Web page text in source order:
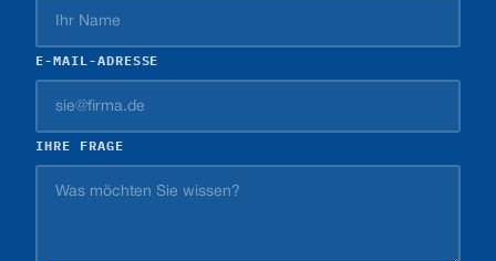
E-MAIL-ADRESSE
IHRE FRAGE